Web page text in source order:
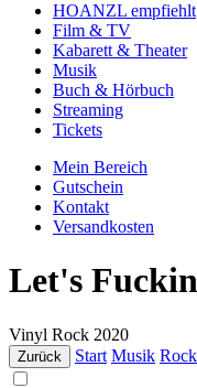
HOANZL empfiehlt
Film & TV
Kabarett & Theater
Musik
Buch & Hörbuch
Streaming
Tickets
Mein Bereich
Gutschein
Kontakt
Versandkosten
Let's
Vinyl Rock 2020
Zurück Start Musik Rock